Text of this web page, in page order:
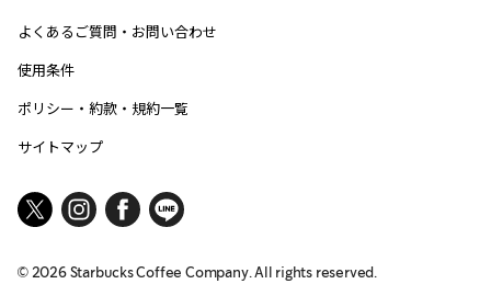
よくあるご質問・お問い合わせ
使用条件
ポリシー・約款・規約一覧
サイトマップ
© 2026Starbucks Coffee Company. All rights reserved.